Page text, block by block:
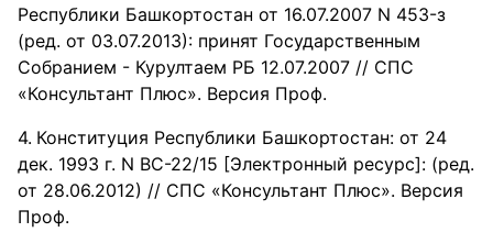
Республики Башкортостан от 16.07.2007 N 453-з
(ред. от 03.07.2013): принят Государственным
Собранием - Курултаем РБ 12.07.2007 // СПС
«Консультант Плюс». Версия Проф.
Конституция Республики Башкортостан: от 24
дек. 1993 г. N ВС-22/15 [Электронный ресурс]: (ред.
от 28.06.2012) // СПС «Консультант Плюс». Версия
Проф.